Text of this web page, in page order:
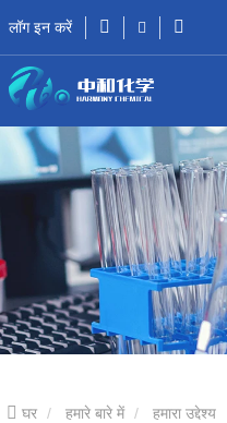
लॉग इन करें
घर हमारे बारे में हमारा उद्देश्य